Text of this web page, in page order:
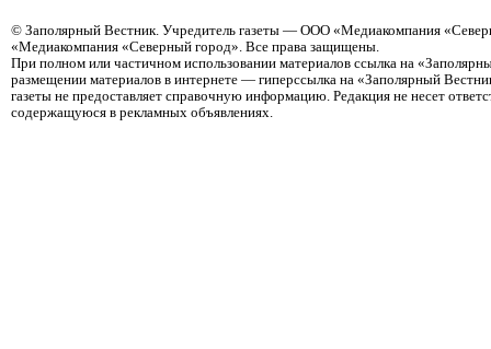
© Заполярный Вестник. Учредитель газеты — ООО «Медиакомпания
«Медиакомпания «Северный город». Все права защищены.
При полном или частичном использовании материалов ссылка на
размещении материалов в интернете — гиперссылка на «Заполярный
газеты не предоставляет справочную информацию. Редакция не несет
содержащуюся в рекламных объявлениях.